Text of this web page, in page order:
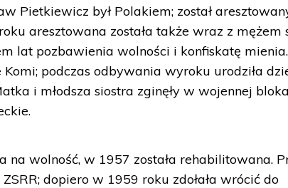
Pietkiewicz był Polakiem; został
aresztowana została także wraz z mężem
lat pozbawienia wolności i konfiskatę
podczas odbywania wyroku urodziła
i młodsza siostra zginęły w wojennej
na wolność, w 1957 została rehabilitowana.
dopiero w 1959 roku zdołała wrócić do